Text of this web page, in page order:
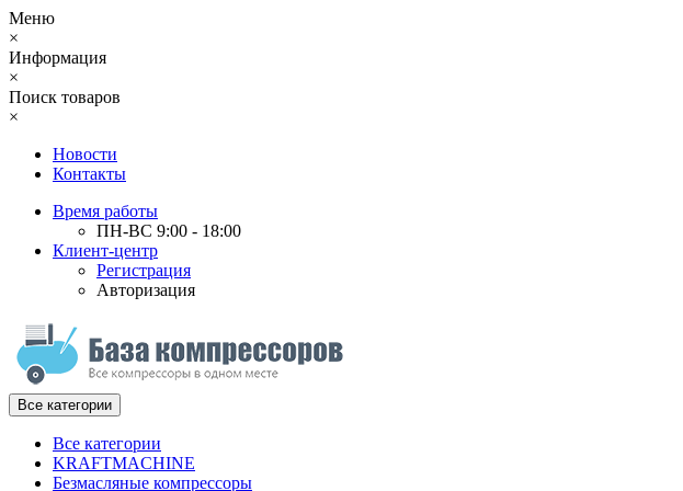
Меню
×
Информация
×
Поиск товаров
×
Новости
Контакты
Время работы
ПН-ВС 9:00 - 18:00
Клиент-центр
Регистрация
Авторизация
Все категории
Все категории
KRAFTMACHINE
Безмасляные компрессоры